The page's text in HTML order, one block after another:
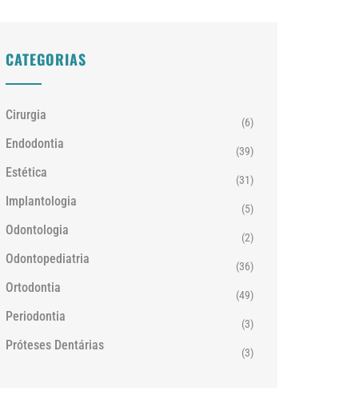
CATEGORIAS
Cirurgia (6)
Endodontia (39)
Estética (31)
Implantologia (5)
Odontologia (2)
Odontopediatria (36)
Ortodontia (49)
Periodontia (3)
Próteses Dentárias (3)